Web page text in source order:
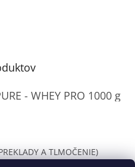
- WHEY PRO 1000 g
je 4 z 5 hviezdičiek.
A TLMOČENIE)